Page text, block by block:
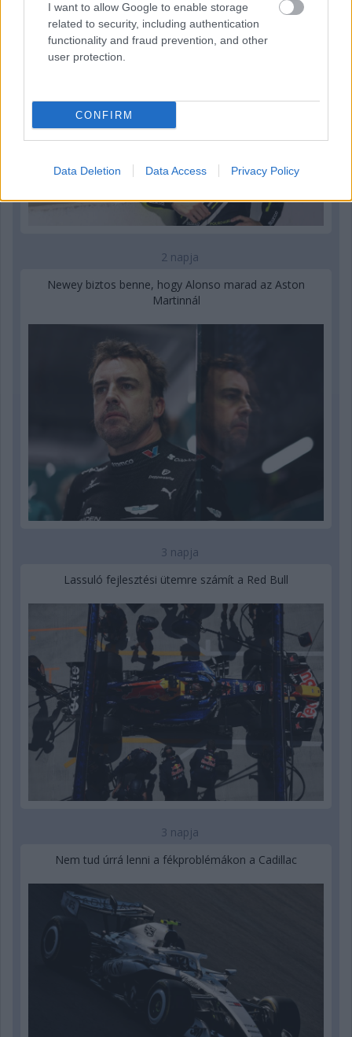
I want to allow Google to enable storage
related to security, including authentication
functionality and fraud prevention, and other
user protection.
CONFIRM
Data Deletion Data Access Privacy Policy
Újabb korábbi F2-es bajnok folytatja a Formula-E-ben
2 napja
Newey biztos benne, hogy Alonso marad az Aston
Martinnál
3 napja
Lassuló fejlesztési ütemre számít a Red Bull
3 napja
Nem tud úrrá lenni a fékproblémákon a Cadillac